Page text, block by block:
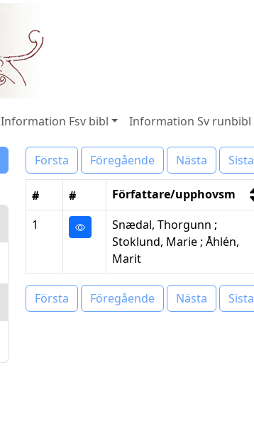
Information Fsv bibl Information Sv runbibl
Första Föregående Nästa Sista
# # Författare/upphovsm
1
Snædal, Thorgunn ;
Stoklund, Marie ; Åhlén,
Marit
Första Föregående Nästa Sista